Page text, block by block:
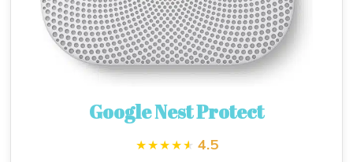
Google Nest Protect
4.5